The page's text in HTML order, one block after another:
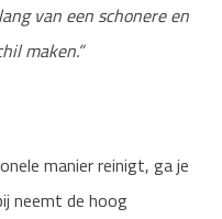
van een schonere en
maken.”
manier reinigt, ga je
neemt de hoog